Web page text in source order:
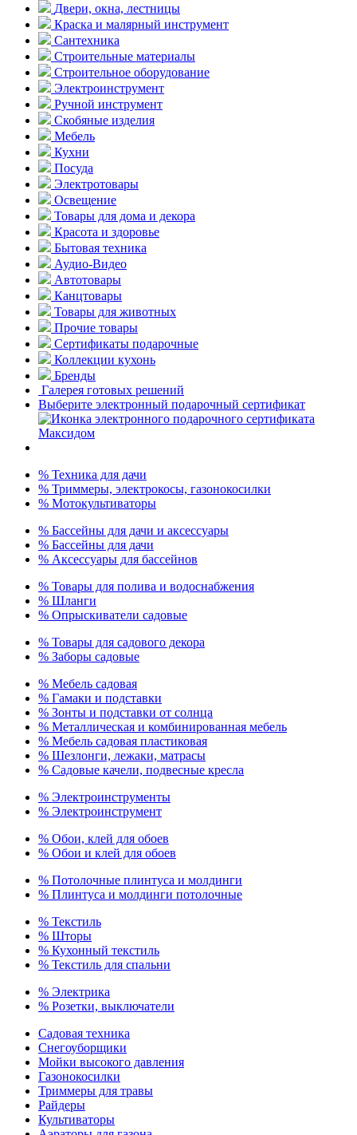
Двери, окна, лестницы
Краска и малярный инструмент
Сантехника
Строительные материалы
Строительное оборудование
Электроинструмент
Ручной инструмент
Скобяные изделия
Мебель
Кухни
Посуда
Электротовары
Освещение
Товары для дома и декора
Красота и здоровье
Бытовая техника
Аудио-Видео
Автотовары
Канцтовары
Товары для животных
Прочие товары
Сертификаты подарочные
Коллекции кухонь
Бренды
Галерея готовых решений
Выберите электронный подарочный сертификат
% Техника для дачи
% Триммеры, электрокосы, газонокосилки
% Мотокультиваторы
% Бассейны для дачи и аксессуары
% Бассейны для дачи
% Аксессуары для бассейнов
% Товары для полива и водоснабжения
% Шланги
% Опрыскиватели садовые
% Товары для садового декора
% Заборы садовые
% Мебель садовая
% Гамаки и подставки
% Зонты и подставки от солнца
% Металлическая и комбинированная мебель
% Мебель садовая пластиковая
% Шезлонги, лежаки, матрасы
% Садовые качели, подвесные кресла
% Электроинструменты
% Электроинструмент
% Обои, клей для обоев
% Обои и клей для обоев
% Потолочные плинтуса и молдинги
% Плинтуса и молдинги потолочные
% Текстиль
% Шторы
% Кухонный текстиль
% Текстиль для спальни
% Электрика
% Розетки, выключатели
Садовая техника
Снегоуборщики
Мойки высокого давления
Газонокосилки
Триммеры для травы
Райдеры
Культиваторы